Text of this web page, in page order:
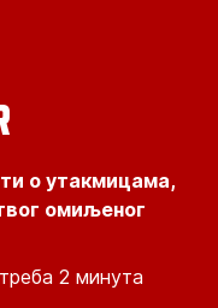
о утакмицама,
омиљеног
2 минута